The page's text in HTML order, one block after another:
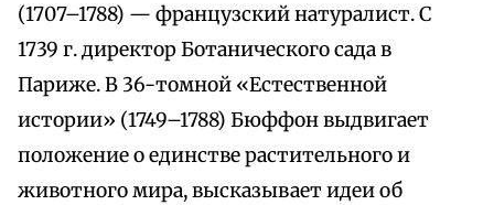
(1707–1788) — французский натуралист. С
1739 г. директор Ботанического сада в
Париже. В 36-томной «Естественной
истории» (1749–1788) Бюффон выдвигает
положение о единстве растительного и
животного мира, высказывает идеи об